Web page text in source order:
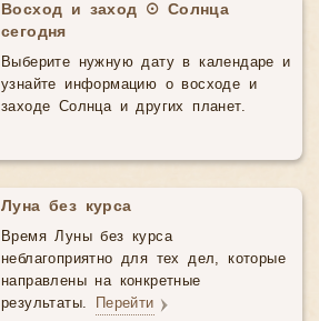
Восход и заход ☉ Солнца
сегодня
Выберите нужную дату в календаре и
узнайте информацию о восходе и
заходе Солнца и других планет.
Луна без курса
Время Луны без курса
неблагоприятно для тех дел, которые
направлены на конкретные
результаты. Перейти